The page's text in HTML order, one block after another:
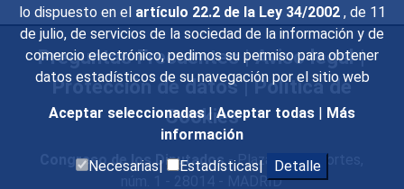
lo dispuesto en el artículo 22.2 de la Ley 34/2002 , de 11
de julio, de servicios de la sociedad de la información y de
comercio electrónico, pedimos su permiso para obtener
datos estadísticos de su navegación por el sitio web
Aceptar seleccionadas | Aceptar todas | Más
información
Necesarias|
Estadísticas| Detalle
Preguntas Frecuentes|Aviso legal|
Protección de datos|Política de
Cookies
Congreso de los Diputados- Plaza de las Cortes,
núm. 1 - 28014 - MADRID